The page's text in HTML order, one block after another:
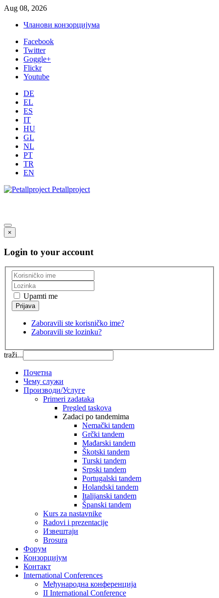
Aug 08, 2026
Чланови конзорцијума
Facebook
Twitter
Goggle+
Flickr
Youtube
DE
EL
ES
IT
HU
GL
NL
PT
TR
EN
Petallproject
×
Login to your account
Upamti me
Zaboravili ste korisničko ime?
Zaboravili ste lozinku?
traži...
Почетна
Чему служи
Производи/Услуге
Primeri zadataka
Pregled taskova
Zadaci po tandemima
Nemački tandem
Grčki tandem
Mađarski tandem
Škotski tandem
Turski tandem
Srpski tandem
Portugalski tandem
Holandski tandem
Italijanski tandem
Španski tandem
Kurs za nastavnike
Radovi i prezentacije
Извештаји
Brosura
Форум
Конзорцијум
Контакт
International Conferences
Mеђународна конференција
II International Conference